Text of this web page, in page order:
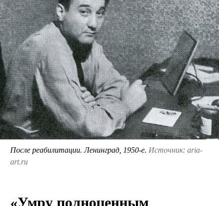
После реабилитации. Ленинград, 1950-е. Источник: aria-
art.ru
«Умру полноценным